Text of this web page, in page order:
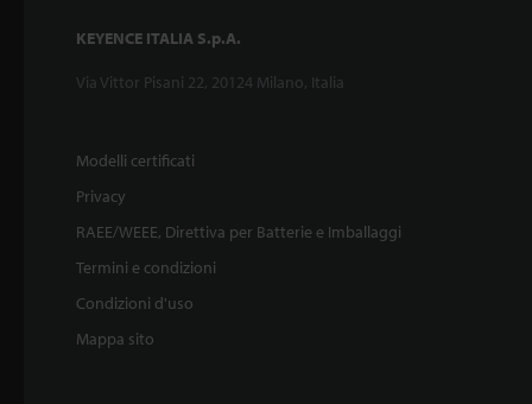
KEYENCE ITALIA S.p.A.
Via Vittor Pisani 22, 20124 Milano, Italia
Modelli certificati
Privacy
RAEE/WEEE, Direttiva per Batterie e Imballaggi
Termini e condizioni
Condizioni d'uso
Mappa sito